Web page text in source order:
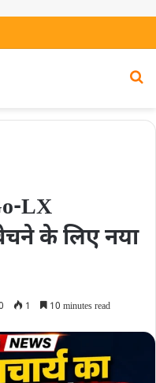
LX
के लिए नया
1 10 minutes read